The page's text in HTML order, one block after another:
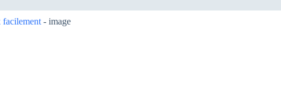
facilement - image